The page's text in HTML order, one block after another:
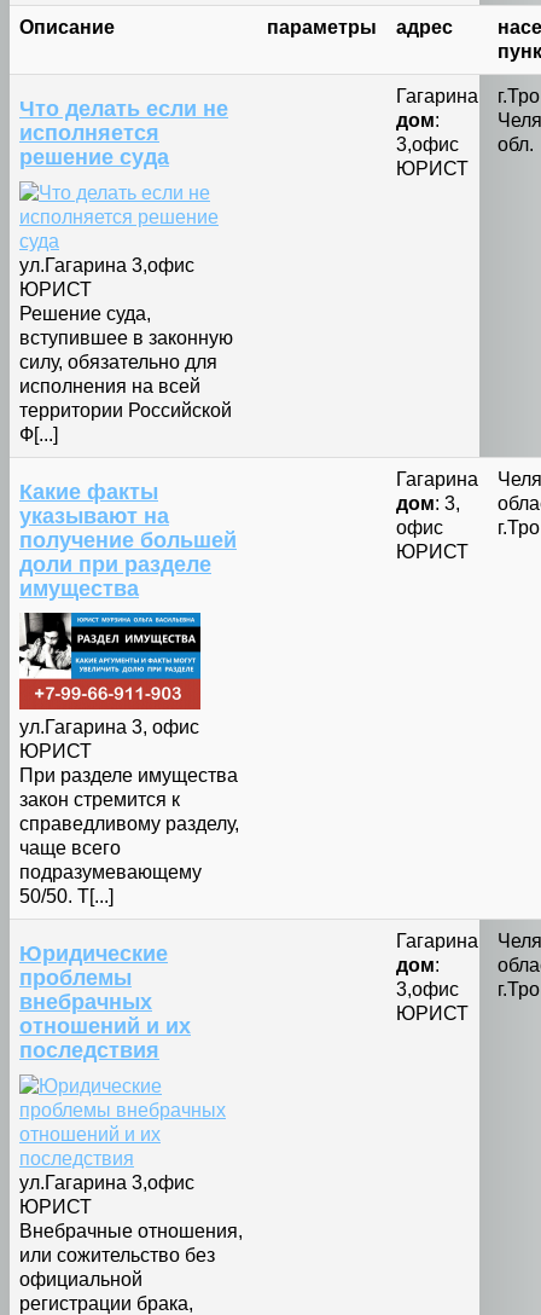
Описание параметры адрес
Что делать если не
исполняется
решение суда
ул.Гагарина 3,офис
ЮРИСТ
Решение суда,
вступившее в законную
силу, обязательно для
исполнения на всей
территории Российской
Ф[...]
Гагарина
дом:
3,офис
ЮРИСТ
обл.
Какие факты
указывают на
получение большей
доли при разделе
имущества
ул.Гагарина 3, офис
ЮРИСТ
При разделе имущества
закон стремится к
справедливому разделу,
чаще всего
подразумевающему
50/50. Т[...]
Гагарина
дом: 3,
офис
ЮРИСТ
Юридические
проблемы
внебрачных
отношений и их
последствия
ул.Гагарина 3,офис
ЮРИСТ
Внебрачные отношения,
или сожительство без
официальной
регистрации брака,
Гагарина
дом:
3,офис
ЮРИСТ